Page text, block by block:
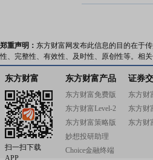
2026-05-22
郑重声明： 东方财富网发布此信息的目的在于
性、完整性、有效性、及时性、原创性等。相
东方财富
扫一扫下载
APP
东方财富产品
东方财富免费版
东方财富Level-2
东方财富策略版
妙想投研助理
Choice金融终端
证券
东方财
东方财
东方财